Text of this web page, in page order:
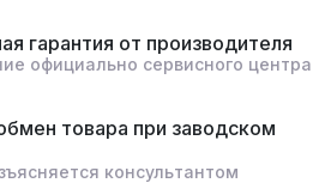
гарантия от производителя
официально сервисного центра
товара при заводском
консультантом